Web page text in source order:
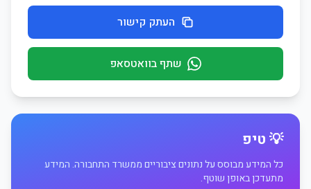
העתק קישור
שתף בוואטסאפ
💡 טיפ
כל המידע מבוסס על נתונים ציבוריים ממשרד התחבורה. המידע
מתעדכן באופן שוטף.